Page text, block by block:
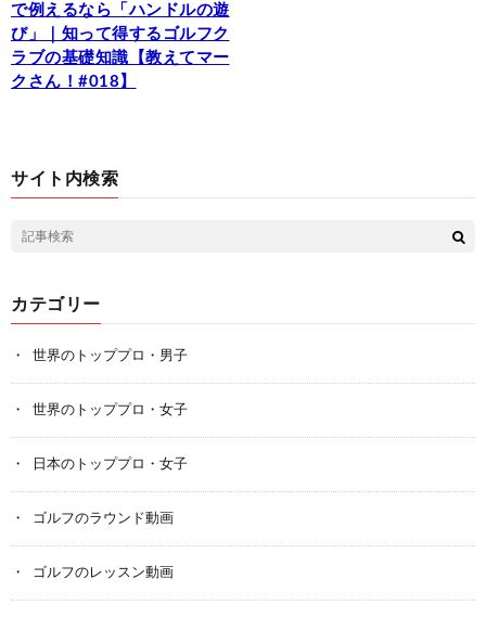
で例えるなら「ハンドルの遊
び」｜知って得するゴルフク
ラブの基礎知識【教えてマー
クさん！#018】
サイト内検索
カテゴリー
世界のトッププロ・男子
世界のトッププロ・女子
日本のトッププロ・女子
ゴルフのラウンド動画
ゴルフのレッスン動画